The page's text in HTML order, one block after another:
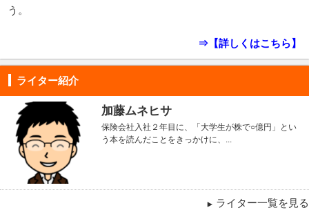
う。
⇒【詳しくはこちら】
ライター紹介
加藤ムネヒサ
保険会社入社２年目に、「大学生が株で○億円」とい
う本を読んだことをきっかけに、...
ライター一覧を見る